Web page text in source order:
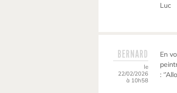
Luc
BERNARD
le
22/02/2026
à 10h58
En
: